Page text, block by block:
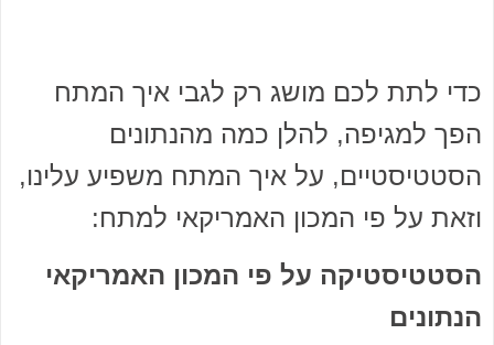
כדי לתת לכם מושג רק לגבי איך המתח
הפך למגיפה, להלן כמה מהנתונים
הסטטיסטיים, על איך המתח משפיע עלינו,
וזאת על פי המכון האמריקאי למתח:
הסטטיסטיקה על פי המכון האמריקאי
הנתונים